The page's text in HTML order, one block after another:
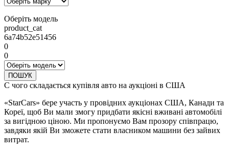
Оберіть модель
product_cat
6a74b52e51456
0
0
ПОШУК
С чого складається купівля авто на аукціоні в США
«StarCars» бере участь у провідних аукціонах США, Канади та
Кореї, щоб Ви мали змогу придбати якісні вживані автомобілі
за вигідною ціною. Ми пропонуємо Вам прозору співпрацю,
завдяки якій Ви зможете стати власником машини без зайвих
витрат.